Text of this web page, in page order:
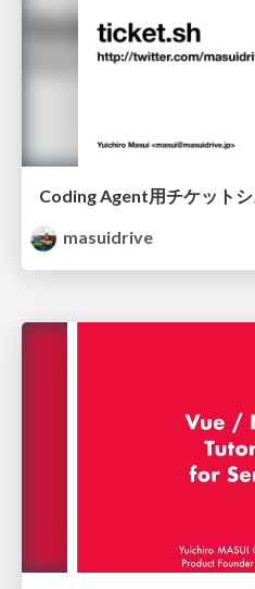
Coding Agent用チケット
masuidrive